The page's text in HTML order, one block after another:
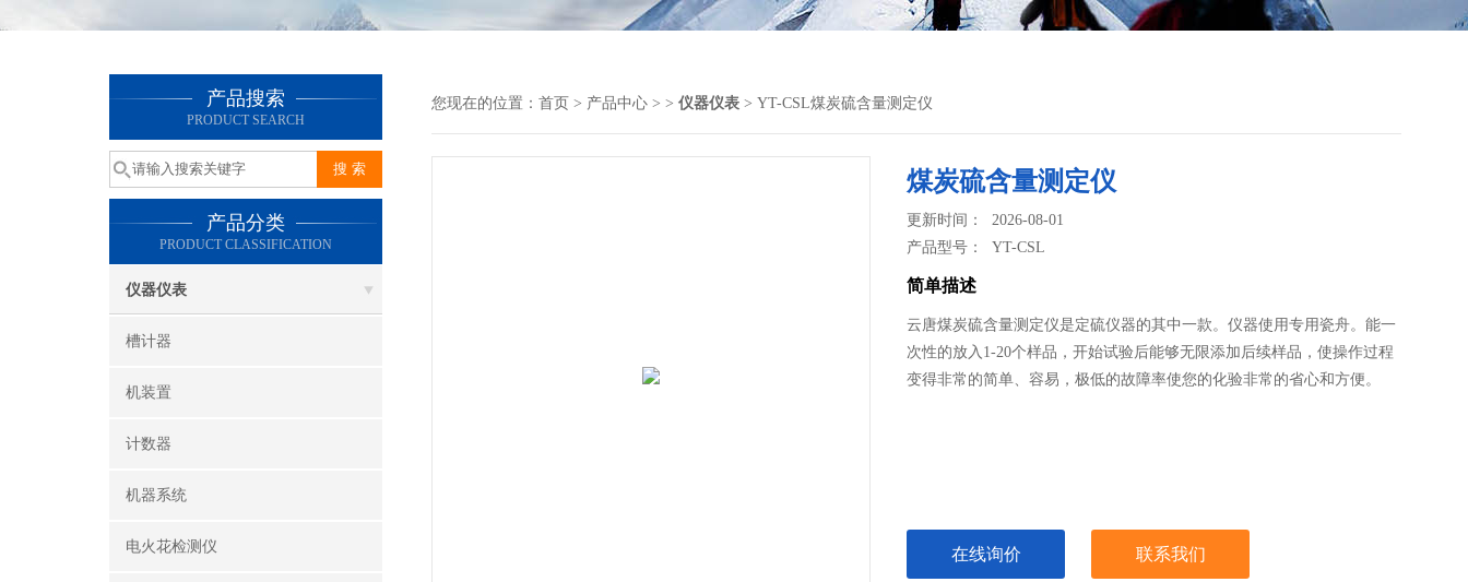
产品搜索
PRODUCT SEARCH
产品分类
PRODUCT CLASSIFICATION
仪器仪表
槽计器
机装置
计数器
机器系统
电火花检测仪
您现在的位置： 首页 > 产品中心 > > 仪器仪表 > YT-CSL煤炭硫含量测定仪
煤炭硫含量测定仪
更新时间： 2026-08-01
产品型号：YT-CSL
简单描述
云唐煤炭硫含量测定仪是定硫仪器的其中一款。仪器使用专用瓷舟。能一
次性的放入1-20个样品，开始试验后能够无限添加后续样品，使操作过程
变得非常的简单、容易，极低的故障率使您的化验非常的省心和方便。
在线询价 联系我们